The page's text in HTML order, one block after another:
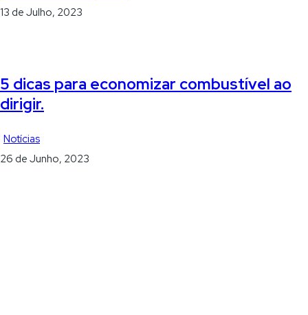
13 de Julho, 2023
5 dicas para economizar combustível ao
dirigir.
Notícias
26 de Junho, 2023